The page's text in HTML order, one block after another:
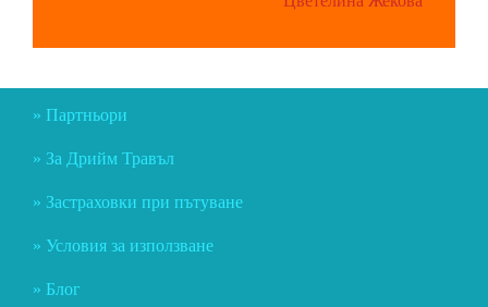
Партньори
За Дрийм Травъл
Застраховки при пътуване
Условия за използване
Блог